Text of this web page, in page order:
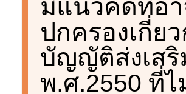
มีแนวคิดที่อ
ปกครองเกี่ย
บัญญัติส่งเส
พ.ศ.2550 ที่